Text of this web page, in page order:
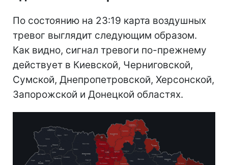
По состоянию на 23:19 карта воздушных
тревог выглядит следующим образом.
Как видно, сигнал тревоги по-прежнему
действует в Киевской, Черниговской,
Сумской, Днепропетровской, Херсонской,
Запорожской и Донецкой областях.